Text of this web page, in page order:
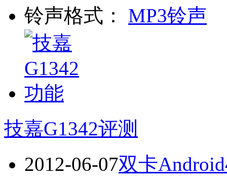
铃声格式：
MP3铃声
技嘉G1342评测
2012-06-07双卡